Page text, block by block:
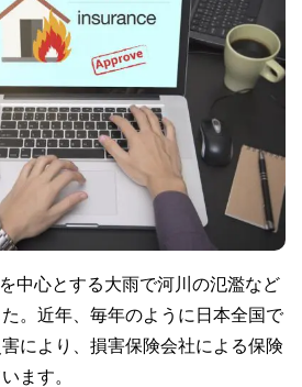
中心とする大雨で河川の氾濫など
。近年、毎年のように日本全国で
により、損害保険会社による保険
ます。